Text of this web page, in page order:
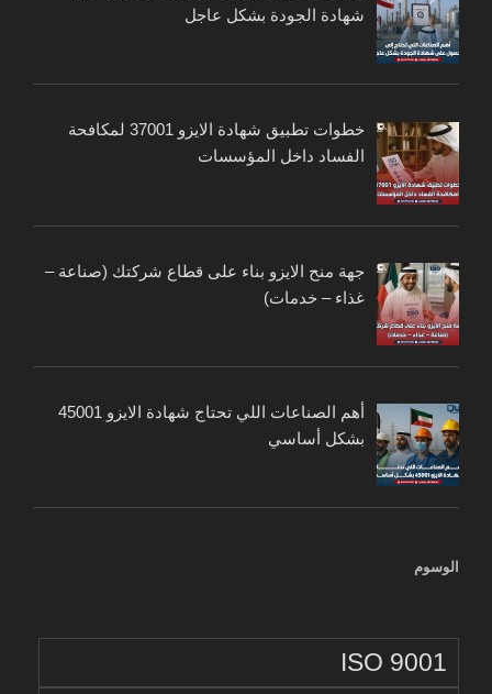
شهادة الجودة بشكل عاجل
خطوات تطبيق شهادة الايزو 37001 لمكافحة
الفساد داخل المؤسسات
جهة منح الايزو بناء على قطاع شركتك (صناعة –
غذاء – خدمات)
أهم الصناعات اللي تحتاج شهادة الايزو 45001
بشكل أساسي
الوسوم
ISO 9001